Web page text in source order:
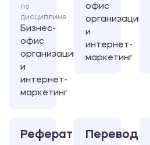
по
дисциплине
Бизнес-
офис
организации
и
интернет-
маркетинг
офис
организации
и
интернет-
маркетинг
Реферат Перевод